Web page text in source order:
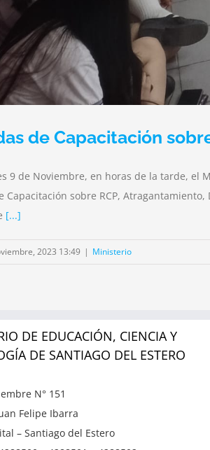
de Capacitación
9 de Noviembre, en horas de la tarde, el
Capacitación sobre RCP,
[...]
2023 13:49 | Ministerio
DE EDUCACIÓN, CIENCIA Y
DE SANTIAGO DEL ESTERO
N° 151
Felipe Ibarra
– Santiago del Estero